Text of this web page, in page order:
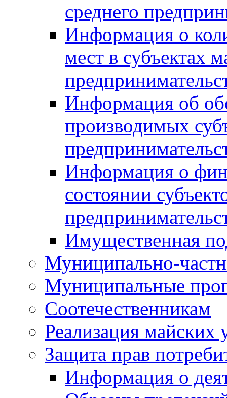
среднего
Информация о
мест в субъектах
Информация об
производимых
Информация о
состоянии
Имущественная
Муниципально-
Муниципальные
Соотечественникам
Реализация майских
Защита прав
Информация о